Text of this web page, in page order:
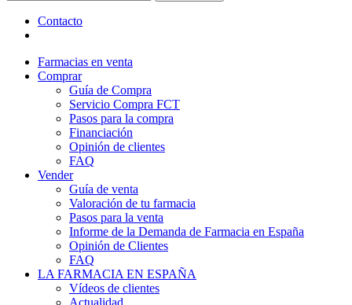
Contacto
Farmacias en venta
Comprar
Guía de Compra
Servicio Compra FCT
Pasos para la compra
Financiación
Opinión de clientes
FAQ
Vender
Guía de venta
Valoración de tu farmacia
Pasos para la venta
Informe de la Demanda de Farmacia en España
Opinión de Clientes
FAQ
LA FARMACIA EN ESPAÑA
Vídeos de clientes
Actualidad